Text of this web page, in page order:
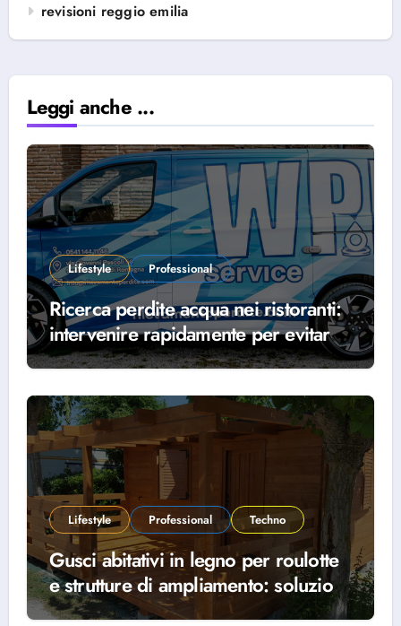
revisioni reggio emilia
Leggi anche ...
Lifestyle Professional
Ricerca perdite acqua nei ristoranti:
intervenire rapidamente per evitare
danni, sprechi e interruzioni
Lifestyle Professional Techno
Gusci abitativi in legno per roulotte
e strutture di ampliamento: soluzioni
prefabbricate stabili e coibentate per